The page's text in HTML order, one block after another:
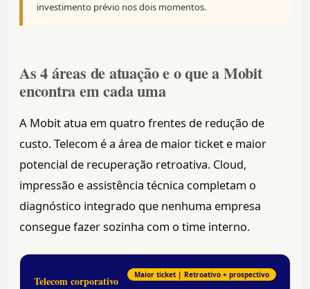
investimento prévio nos dois momentos.
As 4 áreas de atuação e o que a Mobit
encontra em cada uma
A Mobit atua em quatro frentes de redução de
custo. Telecom é a área de maior ticket e maior
potencial de recuperação retroativa. Cloud,
impressão e assistência técnica completam o
diagnóstico integrado que nenhuma empresa
consegue fazer sozinha com o time interno.
Telecom corporativo Maior ticket | Retroativo + prospectivo